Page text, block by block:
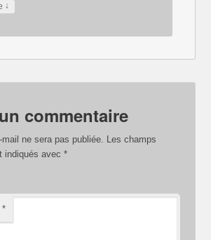
↓
commentaire
ne sera pas publiée. Les champs
indiqués avec*
*